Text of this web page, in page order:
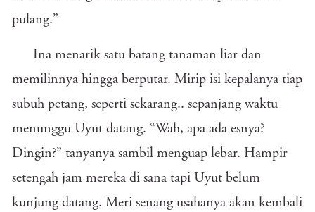
pulang.”
Ina menarik satu batang tanaman liar dan
memilinnya hingga berputar. Mirip isi kepalanya tiap
subuh petang, seperti sekarang.. sepanjang waktu
menunggu Uyut datang. “Wah, apa ada esnya?
Dingin?” tanyanya sambil menguap lebar. Hampir
setengah jam mereka di sana tapi Uyut belum
kunjung datang. Meri senang usahanya akan kembali